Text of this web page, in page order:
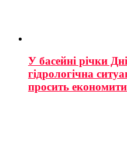
У басейні річки
гідрологічна
просить